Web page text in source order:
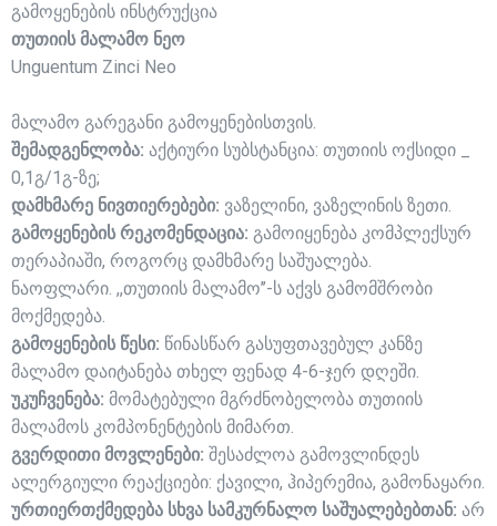
გამოყენების ინსტრუქცია
თუთიის მალამო ნეო
Unguentum Zinci Neo
მალამო გარეგანი გამოყენებისთვის.
შემადგენლობა: აქტიური სუბსტანცია: თუთიის ოქსიდი _
0,1გ/1გ-ზე;
დამხმარე ნივთიერებები: ვაზელინი, ვაზელინის ზეთი.
გამოყენების რეკომენდაცია: გამოიყენება კომპლექსურ
თერაპიაში, როგორც დამხმარე საშუალება.
ნაოფლარი. ,,თუთიის მალამო’’-ს აქვს გამომშრობი
მოქმედება.
გამოყენების წესი: წინასწარ გასუფთავებულ კანზე
მალამო დაიტანება თხელ ფენად 4-6-ჯერ დღეში.
უკუჩვენება: მომატებული მგრძნობელობა თუთიის
მალამოს კომპონენტების მიმართ.
გვერდითი მოვლენები: შესაძლოა გამოვლინდეს
ალერგიული რეაქციები: ქავილი, ჰიპერემია, გამონაყარი.
ურთიერთქმედება სხვა სამკურნალო საშუალებებთან: არ